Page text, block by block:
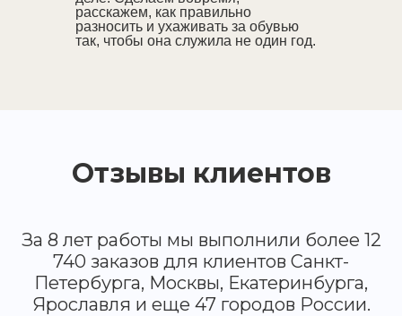
расскажем, как правильно
разносить и ухаживать за обувью
так, чтобы она служила не один год.
Отзывы клиентов
За 8 лет работы мы выполнили более 12
740 заказов для клиентов Санкт-
Петербурга, Москвы, Екатеринбурга,
Ярославля и еще 47 городов России.
Прошивка
Перфорация
КОМФОРТ+